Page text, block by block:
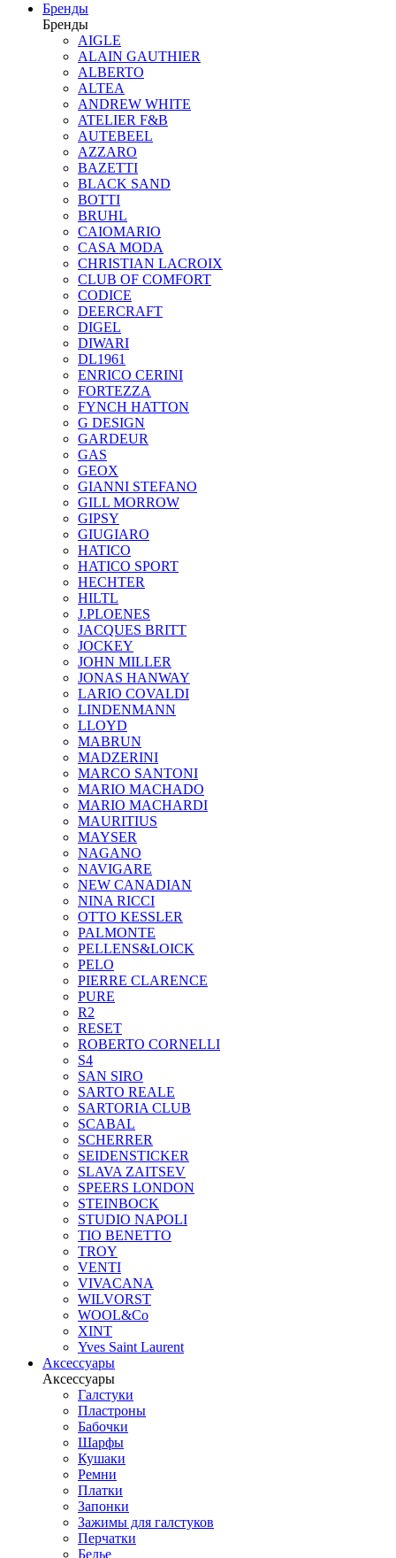
Бренды
Бренды
AIGLE
ALAIN GAUTHIER
ALBERTO
ALTEA
ANDREW WHITE
ATELIER F&B
AUTEBEEL
AZZARO
BAZETTI
BLACK SAND
BOTTI
BRUHL
CAIOMARIO
CASA MODA
CHRISTIAN LACROIX
CLUB OF COMFORT
CODICE
DEERCRAFT
DIGEL
DIWARI
DL1961
ENRICO CERINI
FORTEZZA
FYNCH HATTON
G DESIGN
GARDEUR
GAS
GEOX
GIANNI STEFANO
GILL MORROW
GIPSY
GIUGIARO
HATICO
HATICO SPORT
HECHTER
HILTL
J.PLOENES
JAСQUES BRITT
JOCKEY
JOHN MILLER
JONAS HANWAY
LARIO COVALDI
LINDENMANN
LLOYD
MABRUN
MADZERINI
MARCO SANTONI
MARIO MACHADO
MARIO MACHARDI
MAURITIUS
MAYSER
NAGANO
NAVIGARE
NEW CANADIAN
NINA RICCI
OTTO KESSLER
PALMONTE
PELLENS&LOICK
PELO
PIERRE CLARENCE
PURE
R2
RESET
ROBERTO CORNELLI
S4
SAN SIRO
SARTO REALE
SARTORIA CLUB
SCABAL
SCHERRER
SEIDENSTICKER
SLAVA ZAITSEV
SPEERS LONDON
STEINBOCK
STUDIO NAPOLI
TIO BENETTO
TROY
VENTI
VIVACANA
WILVORST
WOOL&Co
XINT
Yves Saint Laurent
Аксессуары
Аксессуары
Галстуки
Пластроны
Бабочки
Шарфы
Кушаки
Ремни
Платки
Запонки
Зажимы для галстуков
Перчатки
Белье